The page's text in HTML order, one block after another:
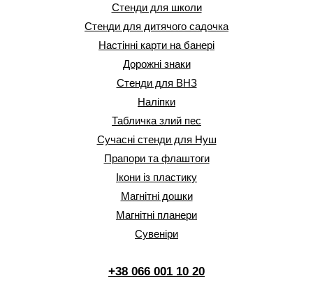
Стенди для школи
Стенди для дитячого садочка
Настінні карти на банері
Дорожні знаки
Стенди для ВНЗ
Наліпки
Табличка злий пес
Сучасні стенди для Нуш
Прапори та флаштоги
Ікони із пластику
Магнітні дошки
Магнітні планери
Сувеніри
+38 066 001 10 20